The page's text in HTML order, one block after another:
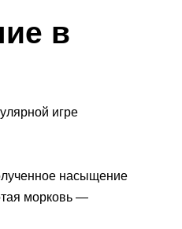
в
игре
насыщение
морковь —